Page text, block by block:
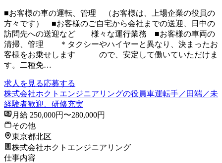
■お客様の車の運転、管理 （お客様は、上場企業の役員の
方々です） ■お客様のご自宅から会社までの送迎、日中の
訪問先への送迎など 様々な運行業務 ■お客様の車両の
清掃、管理 ＊タクシーやハイヤーと異なり、決まったお
客様をお乗せします ので、安定して働いていただけま
す。二種免…
求人を見る応募する
株式会社ホクトエンジニアリングの役員車運転手／田端／未
経験者歓迎、研修充実
月給 250,000円〜280,000円
その他
東京都北区
株式会社ホクトエンジニアリング
仕事内容